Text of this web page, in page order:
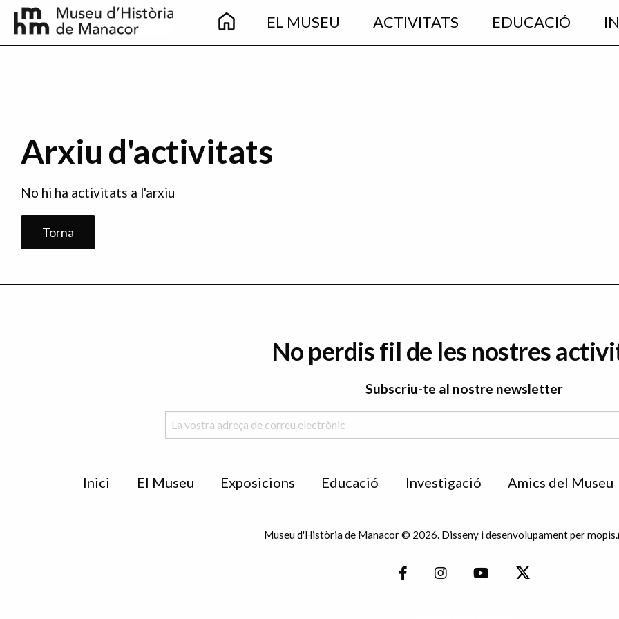
Vés al contingut
Main
navigation
EL MUSEU ACTIVITATS EDUCACIÓ
Arxiu d'activitats
No hi ha activitats a l'arxiu
Torna
No perdis fil de les nostres
Subscriu-te al nostre newsletter
Inici El Museu Exposicions Educació Investigació Amics del Museu
Museu d'Història de Manacor © 2026. Disseny i desenvolupament per